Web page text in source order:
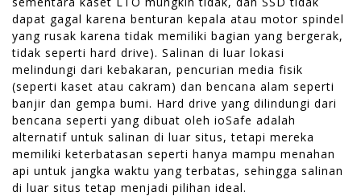
dapat gagal karena benturan kepala atau motor spindel
yang rusak karena tidak memiliki bagian yang bergerak,
tidak seperti hard drive). Salinan di luar lokasi
melindungi dari kebakaran, pencurian media fisik
(seperti kaset atau cakram) dan bencana alam seperti
banjir dan gempa bumi. Hard drive yang dilindungi dari
bencana seperti yang dibuat oleh ioSafe adalah
alternatif untuk salinan di luar situs, tetapi mereka
memiliki keterbatasan seperti hanya mampu menahan
api untuk jangka waktu yang terbatas, sehingga salinan
di luar situs tetap menjadi pilihan ideal.